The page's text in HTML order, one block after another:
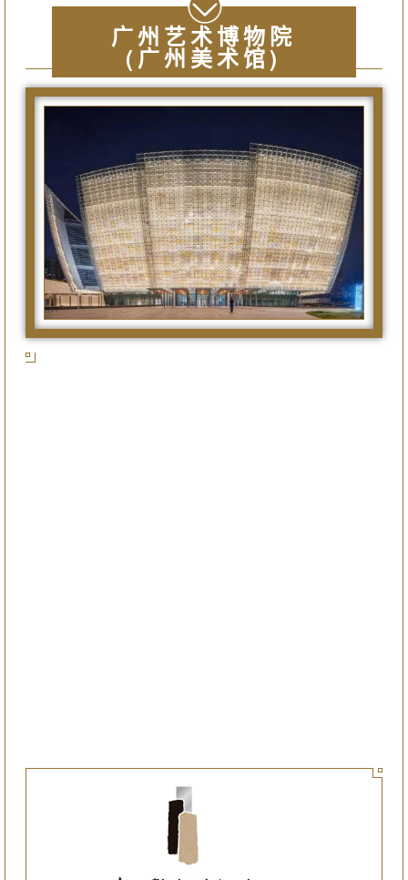
广州艺术博物院
(广州美术馆)